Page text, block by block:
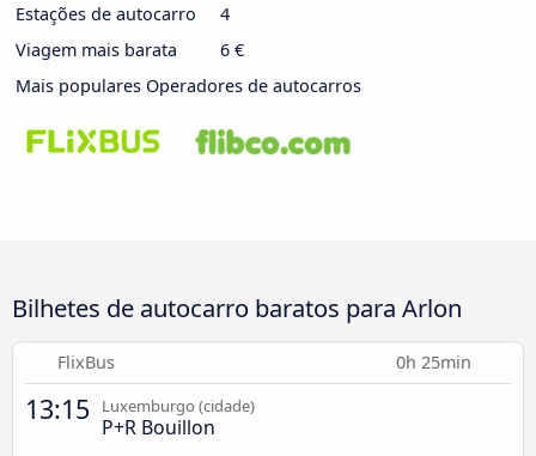
Estações de autocarro
4
Viagem mais barata
6 €
Mais populares Operadores de autocarros
Bilhetes de autocarro baratos para Arlon
FlixBus 0h 25min
13:15 Luxemburgo (cidade)
P+R Bouillon